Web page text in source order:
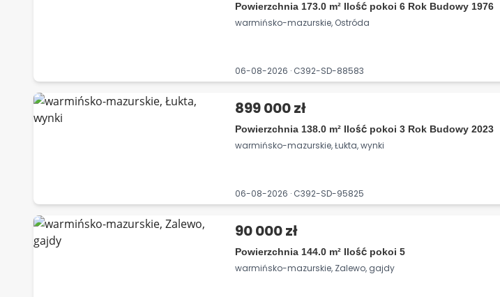
Powierzchnia 173.0 m² Ilość pokoi 6 Rok Budowy 1976
warmińsko-mazurskie, Ostróda
06-08-2026 · C392-SD-88583
899 000 zł
Powierzchnia 138.0 m² Ilość pokoi 3 Rok Budowy 2023
warmińsko-mazurskie, Łukta, wynki
06-08-2026 · C392-SD-95825
90 000 zł
Powierzchnia 144.0 m² Ilość pokoi 5
warmińsko-mazurskie, Zalewo, gajdy